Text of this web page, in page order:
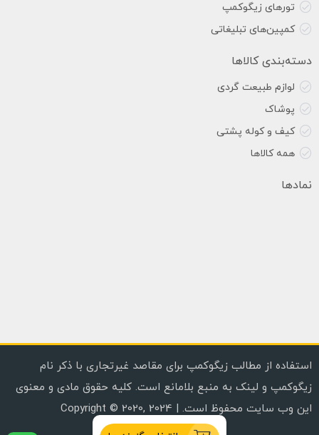
تورهای زیگوکمپ
کمپین‌های تبلیغاتی
دسته‌بندی کالاها
لوازم طبیعت گردی
پوشاک
کیف و کوله پشتی
همه کالاها
نمادها
استفاده از مطالب زیگوکمپ برای مقاصد غیرتجاری با ذکر نام
زیگوکمپ و لینک به منبع بلامانع است. کلیه حقوق مادی و معنوی
این وب سایت محفوظ است. | Copyright © 2020, 2024